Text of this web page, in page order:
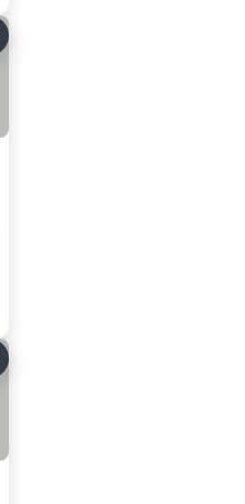
do ulubionych
do ulubionych